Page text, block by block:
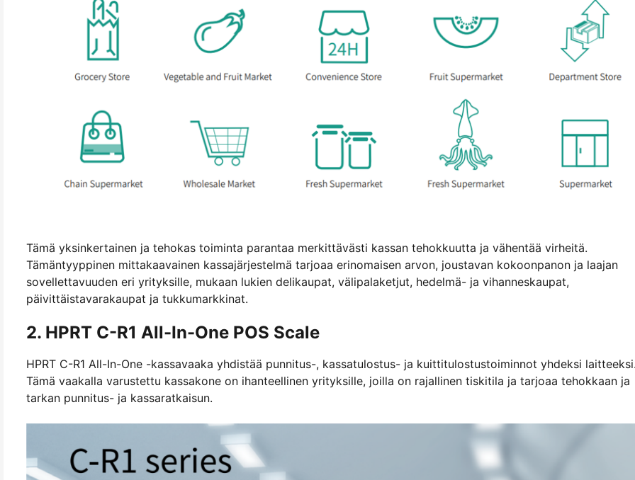
Tämä yksinkertainen ja tehokas toiminta parantaa merkittävästi kassan tehokkuutta ja vähentää virheitä.
Tämäntyyppinen mittakaavainen kassajärjestelmä tarjoaa erinomaisen arvon, joustavan kokoonpanon ja laajan
sovellettavuuden eri yrityksille, mukaan lukien delikaupat, välipalaketjut, hedelmä- ja vihanneskaupat,
päivittäistavarakaupat ja tukkumarkkinat.
2. HPRT C-R1 All-In-One POS Scale
HPRT C-R1 All-In-One -kassavaaka yhdistää punnitus-, kassatulostus- ja kuittitulostustoiminnot yhdeksi
Tämä vaakalla varustettu kassakone on ihanteellinen yrityksille, joilla on rajallinen tiskitila ja tarjoaa tehokkaan ja
tarkan punnitus- ja kassaratkaisun.